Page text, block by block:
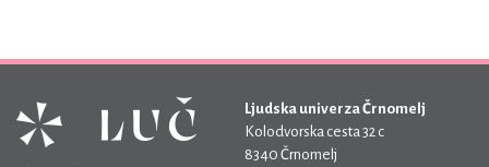
Ljudska univerza Črnomelj
Kolodvorska cesta 32 c
8340 Črnomelj